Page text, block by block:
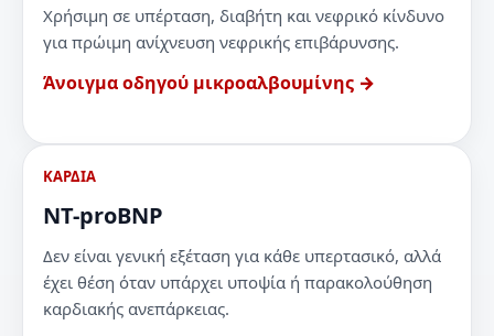
Χρήσιμη σε υπέρταση, διαβήτη και νεφρικό κίνδυνο
για πρώιμη ανίχνευση νεφρικής επιβάρυνσης.
Άνοιγμα οδηγού μικροαλβουμίνης →
ΚΑΡΔΙΑ
NT-proBNP
Δεν είναι γενική εξέταση για κάθε υπερτασικό, αλλά
έχει θέση όταν υπάρχει υποψία ή παρακολούθηση
καρδιακής ανεπάρκειας.